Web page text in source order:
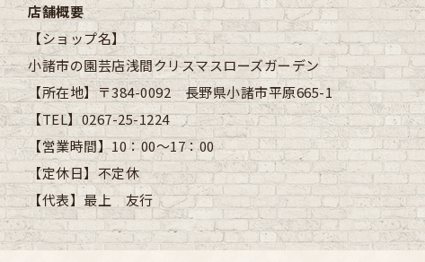
店舗概要
【ショップ名】
小諸市の園芸店浅間クリスマスローズガーデン
【所在地】〒384-0092 長野県小諸市平原665-1
【TEL】0267-25-1224
【営業時間】10：00～17：00
【定休日】不定休
【代表】最上 友行